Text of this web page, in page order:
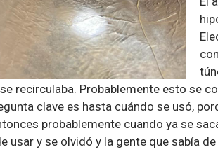
recirculaba. Probablemente esto se
clave es hasta cuándo se usó,
probablemente cuando ya se
usar y se olvidó y la gente que sabía